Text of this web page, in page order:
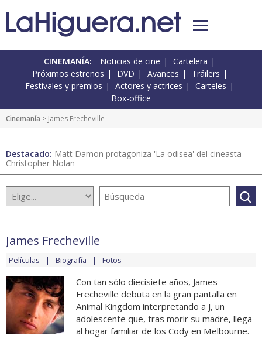
CINEMANÍA: Noticias de cine
Cartelera
Próximos estrenos
DVD Avances
Tráilers
Festivales y premios
Actores y actrices
Carteles
Box-office
Cinemanía > James Frecheville
Destacado: Matt Damon protagoniza 'La odisea' del cineasta
Christopher Nolan
James Frecheville
Películas Biografía Fotos
Con tan sólo diecisiete años, James
Frecheville debuta en la gran pantalla en
Animal Kingdom interpretando a J, un
adolescente que, tras morir su madre, llega
al hogar familiar de los Cody en Melbourne.